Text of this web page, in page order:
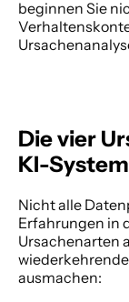
beginnen Sie
Die vier
KI-
Nicht alle
Erfahrungen in
Ursachenarten
ausmachen: